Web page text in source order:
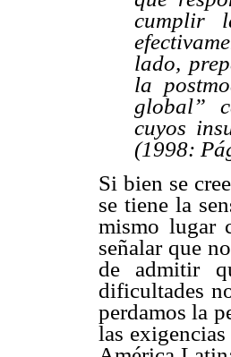
cumplir
lado,
la
global”
cuyos
(1998:
Si bien se
se tiene la
mismo lugar
señalar que
de admitir
dificultades
perdamos la
las